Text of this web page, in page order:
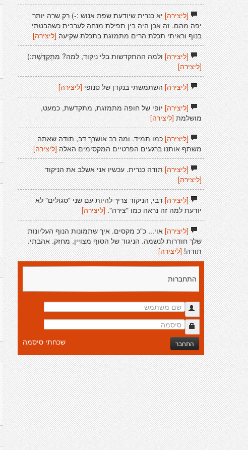
[ליצירה]יא כנרית שיודעת שפת אנוש :-) רק שרה יותר
יפה מהם. זה אכן היה בין תפילת מנחה לערבית כשהבטתי
בנוף וראיתי תכלת הרים מתמזגת בתכלת שקיעה [ליצירה]
[ליצירה]ולמה ההתקדשות בלי ניקוד, למה? מִתְקַדֶּשֶׁת:)
[ליצירה]
[ליצירה]השתמשתי בנקדן של סנופי [ליצירה]
[ליצירה]יופי של חופה מתמזגת, מתקדשת, כמעט,
מושלמת [ליצירה]
[ליצירה]כמו תמיד. ומה רב אושרך דב, תודה שאתה
משתף אותנו ברגעים הפרטיים המקסימים האלה [ליצירה]
[ליצירה]תודה כנרית. עכשיו אני אשלב את הניקוד
[ליצירה]
[ליצירה]דבי, הניקוד צריך להיות עם שני "סגולים" לא
יודעת למה זה נראה כמו "צירה". [ליצירה]
[ליצירה]אוי... כ"כ מקסים. איך שתמונות הנוף העליונות
שלך חודרות לנשמה. הניגוד של הסוף מצויין. מחזק. אהבתי.
תודה! [ליצירה]
התחברות
התחבר שכחתי סיסמה